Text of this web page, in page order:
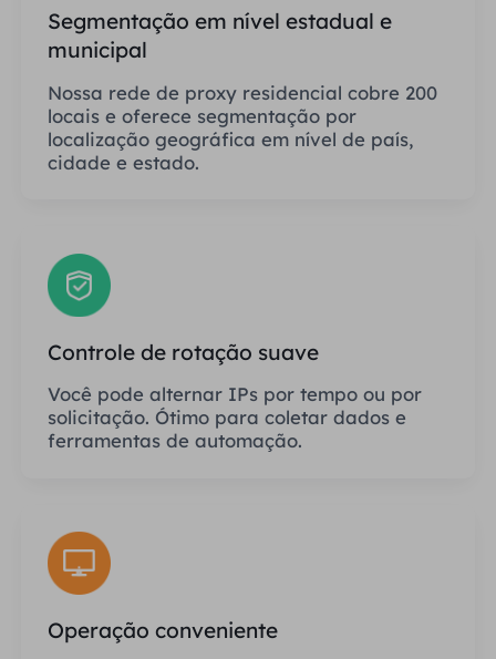
Segmentação em nível estadual e
municipal
Nossa rede de proxy residencial cobre 200
locais e oferece segmentação por
localização geográfica em nível de país,
cidade e estado.
Controle de rotação suave
Você pode alternar IPs por tempo ou por
solicitação. Ótimo para coletar dados e
ferramentas de automação.
Operação conveniente